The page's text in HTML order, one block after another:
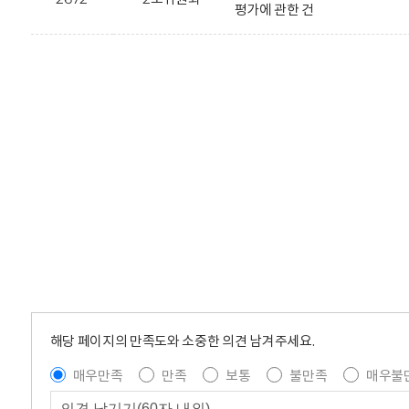
평가에 관한 건
해당 페이지의 만족도와 소중한 의견 남겨주세요.
매우만족
만족 보통 불만족 매우불